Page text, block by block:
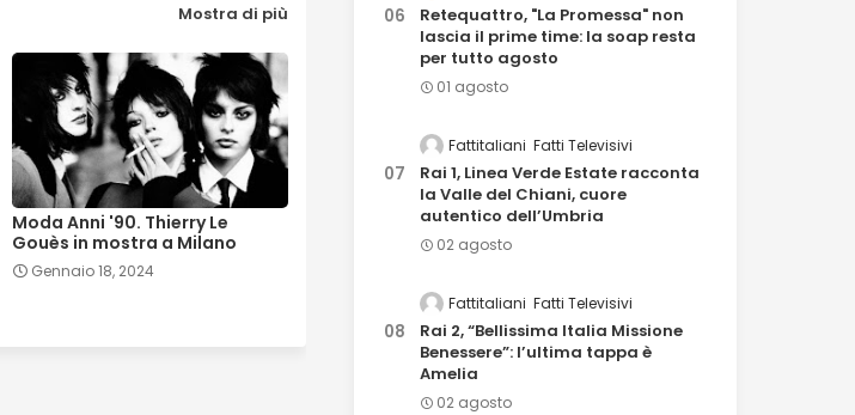
Mostra di più
Moda Anni '90. Thierry Le
Gouès in mostra a Milano
Gennaio 18, 2024
Retequattro, "La Promessa" non
lascia il prime time: la soap resta
per tutto agosto
01 agosto
Fattitaliani Fatti Televisivi
Rai 1, Linea Verde Estate racconta
la Valle del Chiani, cuore
autentico dell’Umbria
02 agosto
Fattitaliani Fatti Televisivi
Rai 2, “Bellissima Italia Missione
Benessere”: l’ultima tappa è
Amelia
02 agosto